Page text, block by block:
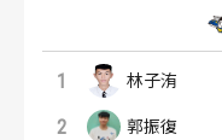
1 林子洧
2 郭振復